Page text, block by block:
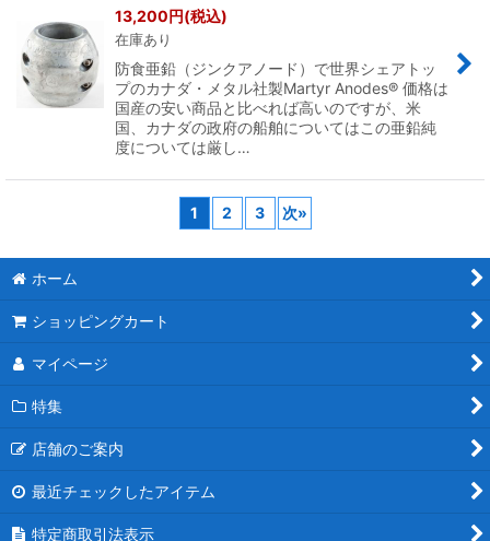
13,200円(税込)
在庫あり
防食亜鉛（ジンクアノード）で世界シェアトッ
プのカナダ・メタル社製Martyr Anodes® 価格は
国産の安い商品と比べれば高いのですが、米
国、カナダの政府の船舶についてはこの亜鉛純
度については厳し…
1 2 3 次»
ホーム
ショッピングカート
マイページ
特集
店舗のご案内
最近チェックしたアイテム
特定商取引法表示